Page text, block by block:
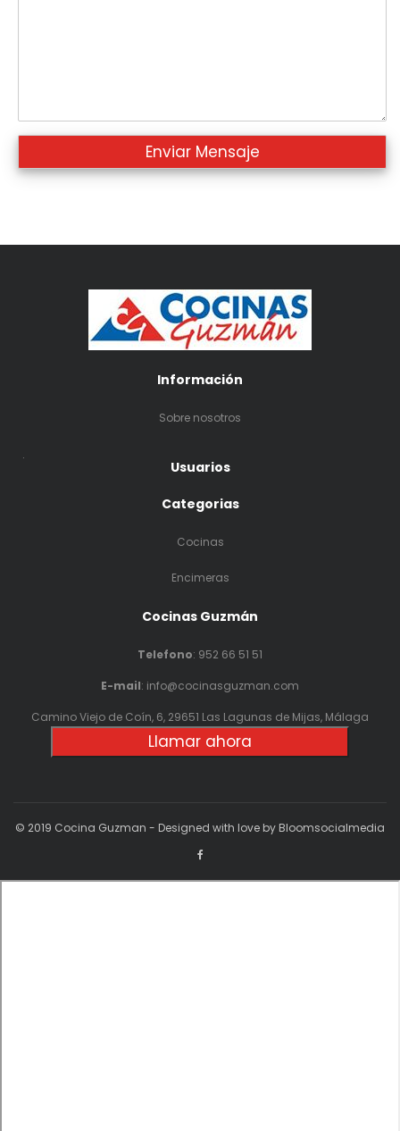
Información
Sobre nosotros
.
Usuarios
Categorias
Cocinas
Encimeras
Cocinas Guzmán
Telefono: 952 66 51 51
E-mail: info@cocinasguzman.com
Camino Viejo de Coín, 6, 29651 Las Lagunas de Mijas, Málaga
Llamar ahora
© 2019 Cocina Guzman - Designed with love by Bloomsocialmedia